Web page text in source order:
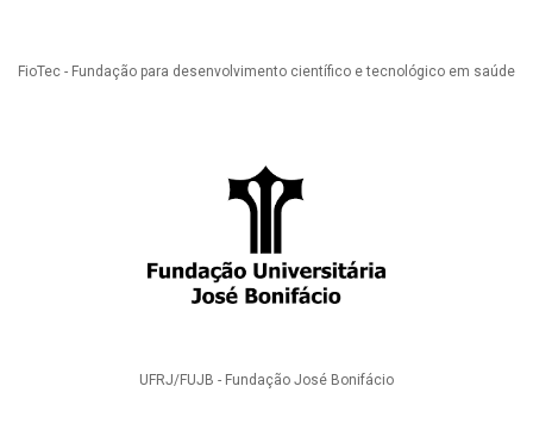
FioTec - Fundação para desenvolvimento científico e tecnológico em saúde
UFRJ/FUJB - Fundação José Bonifácio